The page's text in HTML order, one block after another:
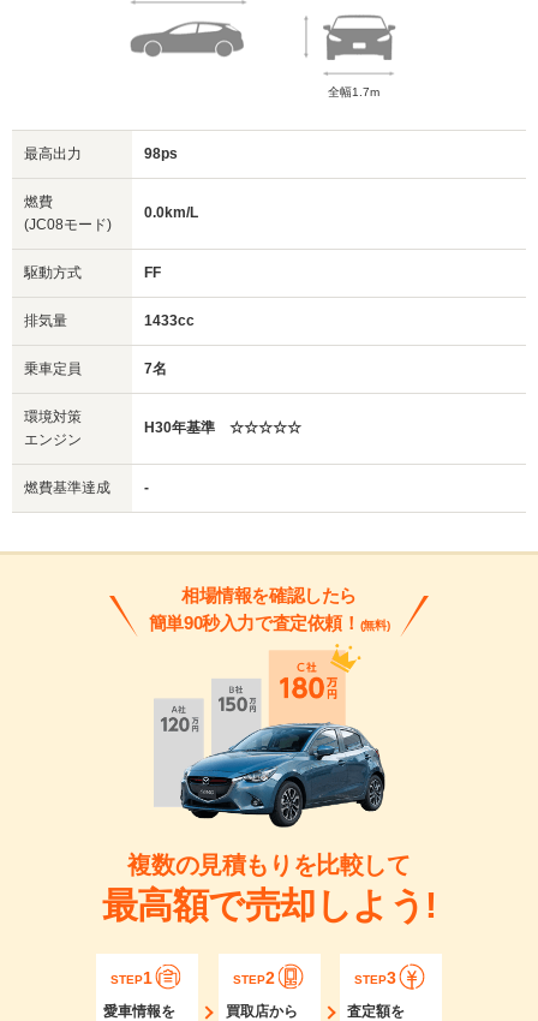
全幅1.7m
最高出力 98ps
燃費
(JC08モード)
0.0km/L
駆動方式 FF
排気量 1433cc
乗車定員 7名
環境対策
エンジン
H30年基準 ☆☆☆☆☆
燃費基準達成 -
相場情報を確認したら
簡単90秒入力で査定依頼！ (無料)
複数の見積もりを比較して
最高額で売却しよう!
STEP1
愛車情報を
STEP2
買取店から
STEP3
査定額を